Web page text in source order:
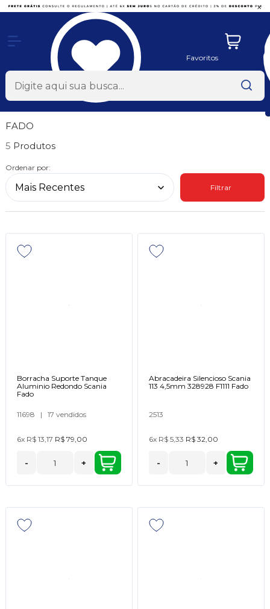
x
Favoritos
FADO
5
Ordenar por:
Filtrar
Borracha Suporte Tanque
Aluminio Redondo Scania
Fado
11698 | 17 vendidos
6x R$ 13,17 R$ 79,00
- +
Abracadeira Silencioso Scania
113 4,5mm 328928 F1111 Fado
2513
6x R$ 5,33 R$ 32,00
- +